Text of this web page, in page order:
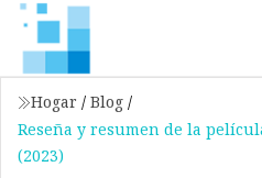
Hogar / Blog /
Reseña y resumen de la
(2023)